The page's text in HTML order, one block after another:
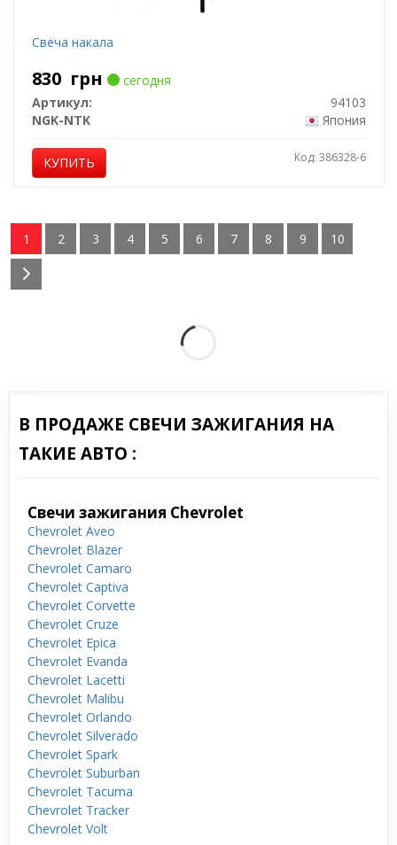
Свеча накала
830 грн
сегодня
Артикул:
94103
NGK-NTK
Япония
КУПИТЬ Код: 386328-6
1 2 3 4 5 6 7 8 9 10
В ПРОДАЖЕ СВЕЧИ ЗАЖИГАНИЯ НА
ТАКИЕ АВТО :
Свечи зажигания Chevrolet
Chevrolet Aveo
Chevrolet Blazer
Chevrolet Camaro
Chevrolet Captiva
Chevrolet Corvette
Chevrolet Cruze
Chevrolet Epica
Chevrolet Evanda
Chevrolet Lacetti
Chevrolet Malibu
Chevrolet Orlando
Chevrolet Silverado
Chevrolet Spark
Chevrolet Suburban
Chevrolet Tacuma
Chevrolet Tracker
Chevrolet Volt